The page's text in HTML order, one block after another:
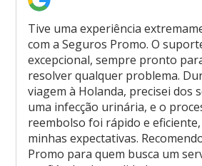
Tive uma experiência
com a Seguros Promo. O
excepcional, sempre pronto
resolver qualquer problema.
viagem à Holanda, precisei dos
uma infecção urinária, e o
reembolso foi rápido e
minhas expectativas.
Promo para quem busca um